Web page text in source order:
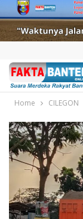
Home CILEGON